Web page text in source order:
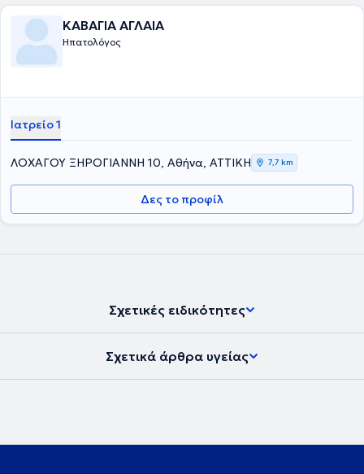
Εταιρίας Μελέτης Ήπατος και της Ελληνικής Ομάδας Μελέτης των
Ιδιοπαθών Φλεγμονωδών Νοσημάτων του Εντέρου. Στο ιατρείο της
διαχειρίζεται περιστατικά όπως : γαστροοισοφαγική παλινδρόμηση
, διερεύνηση αναιμίας, κοιλιακό άλγος, σύνδρομο ευερέθιστου
εντέρου, έλεγχος για ελικοβακτηρίδιο του πυλωρού, λιπώδης
αιμορροΐδες και άλλα. Ταυτόχρονα, προγραμματίζει άμεσα μαζί με
ΚΑΒΑΓΙΑ ΑΓΛΑΙΑ
Ηπατολόγος
Ιατρείο 1
ΛΟΧΑΓΟΥ ΞΗΡΟΓΙΑΝΝΗ 10, Αθήνα, ΑΤΤΙΚΗ 7,7 km
Δες το προφίλ
Σχετικές ειδικότητες
Σχετικά άρθρα υγείας